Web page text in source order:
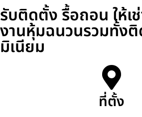
รับติดตั้ง รื้อถอน ให้เ
งานหุ้มฉนวนรวมทั้ง
มิเนียม
ที่ตั้ง